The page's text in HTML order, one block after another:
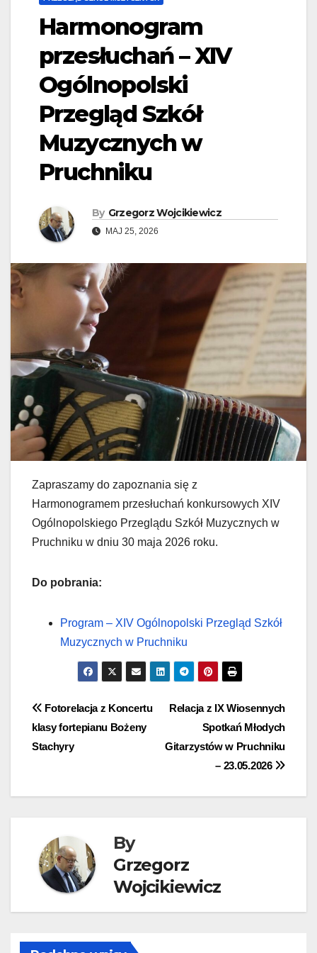
Harmonogram
przesłuchań – XIV
Ogólnopolski
Przegląd Szkół
Muzycznych w
Pruchniku
By Grzegorz Wojcikiewicz
MAJ 25, 2026
Zapraszamy do zapoznania się z
Harmonogramem przesłuchań konkursowych XIV
Ogólnopolskiego Przeglądu Szkół Muzycznych w
Pruchniku w dniu 30 maja 2026 roku.
Do pobrania:
Program – XIV Ogólnopolski Przegląd Szkół
Muzycznych w Pruchniku
Nawigacja
wpisu
Relacja z IX Wiosennych
Spotkań Młodych
Gitarzystów w Pruchniku
– 23.05.2026
Fotorelacja z Koncertu
klasy fortepianu Bożeny
Stachyry
By
Grzegorz
Wojcikiewicz